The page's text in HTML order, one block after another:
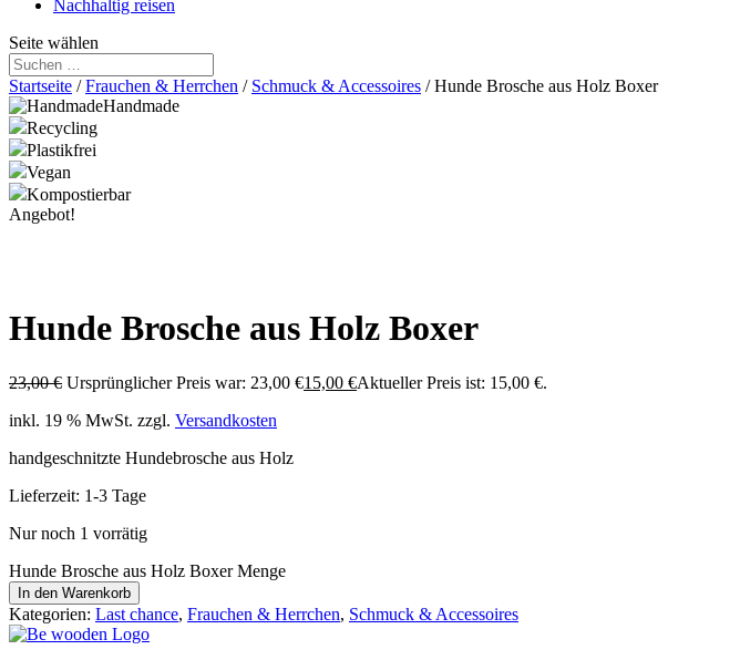
Nachhaltig reisen
Seite wählen
Startseite /Frauchen & Herrchen / Schmuck & Accessoires / Hunde Brosche aus Holz Boxer
Handmade
Recycling
Plastikfrei
Vegan
Kompostierbar
Angebot!
Hunde Brosche aus Holz Boxer
23,00€ Ursprünglicher Preis war: 23,00 €15,00 €Aktueller Preis ist: 15,00 €.
inkl. 19 % MwSt. zzgl. Versandkosten
handgeschnitzte Hundebrosche aus Holz
Lieferzeit: 1-3 Tage
Nur noch 1 vorrätig
Hunde Brosche aus Holz Boxer Menge
In den Warenkorb
Kategorien: Last chance, Frauchen & Herrchen, Schmuck & Accessoires